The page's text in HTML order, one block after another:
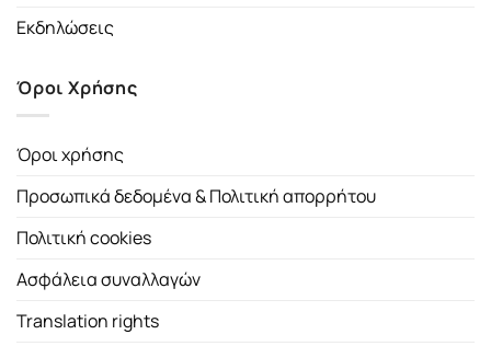
Εκδηλώσεις
Όροι Χρήσης
Όροι χρήσης
Προσωπικά δεδομένα & Πολιτική απορρήτου
Πολιτική cookies
Ασφάλεια συναλλαγών
Translation rights